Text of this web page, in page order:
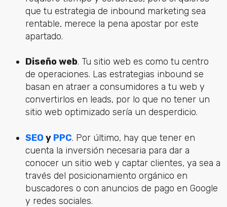
que tu estrategia de inbound marketing sea
rentable, merece la pena apostar por este
apartado.
Diseño web. Tu sitio web es como tu centro
de operaciones. Las estrategias inbound se
basan en atraer a consumidores a tu web y
convertirlos en leads, por lo que no tener un
sitio web optimizado sería un desperdicio.
SEO y PPC. Por último, hay que tener en
cuenta la inversión necesaria para dar a
conocer un sitio web y captar clientes, ya sea a
través del posicionamiento orgánico en
buscadores o con anuncios de pago en Google
y redes sociales.